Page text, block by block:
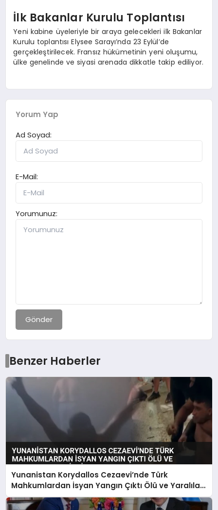
İlk Bakanlar Kurulu Toplantısı
Yeni kabine üyeleriyle bir araya gelecekleri ilk Bakanlar
Kurulu toplantısı Elysee Sarayı’nda 23 Eylül’de
gerçekleştirilecek. Fransız hükümetinin yeni oluşumu,
ülke genelinde ve siyasi arenada dikkatle takip ediliyor.
Yorum Yap
Ad Soyad:
E-Mail:
Yorumunuz:
Gönder
Benzer Haberler
Yunanistan Korydallos Cezaevi’nde Türk
Mahkumlardan İsyan Yangın Çıktı Ölü ve Yaralılar
Var İddiası